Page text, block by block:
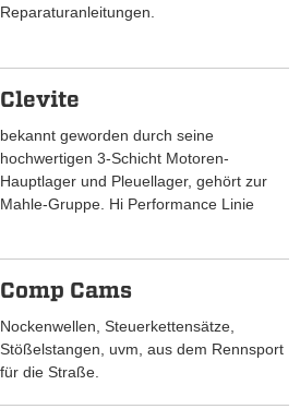
Reparaturanleitungen.
Clevite
bekannt geworden durch seine
hochwertigen 3-Schicht Motoren-
Hauptlager und Pleuellager, gehört zur
Mahle-Gruppe. Hi Performance Linie
Comp Cams
Nockenwellen, Steuerkettensätze,
Stößelstangen, uvm, aus dem Rennsport
für die Straße.